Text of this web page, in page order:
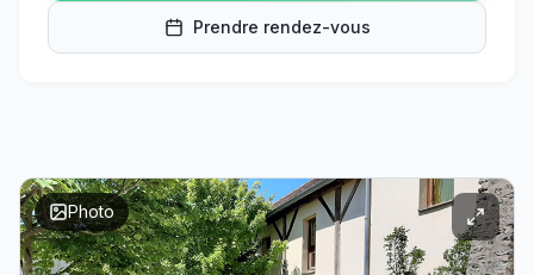
Prendre rendez-vous
Photo